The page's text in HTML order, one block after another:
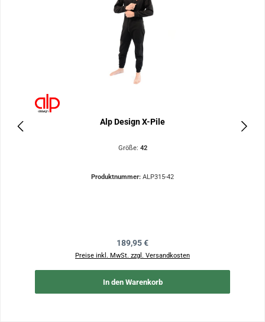
Alp Design X-Pile
Größe: 42
Produktnummer: ALP315-42
Regulärer Preis:
189,95 €
Preise inkl. MwSt. zzgl. Versandkosten
In den Warenkorb